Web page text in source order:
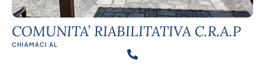
COMUNITA’ RIABILITATIVA C.R.A.P
CHIAMACI AL